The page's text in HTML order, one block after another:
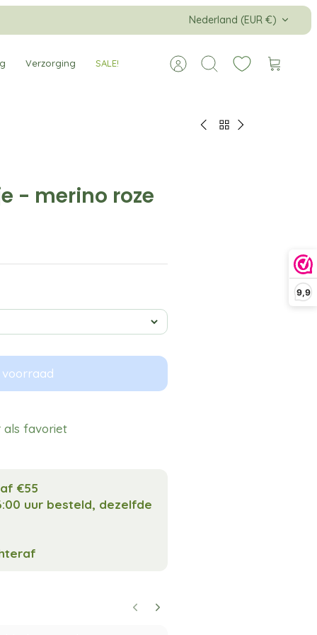
9,9
Valuta
Nederland (EUR €)
Verzorging SALE!
AccountZoeken
- merino roze
als favoriet
€55
uur besteld, dezelfde